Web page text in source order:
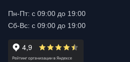
Пн-Пт: с 09:00 до 19:00
Сб-Вс: с 09:00 до 19:00